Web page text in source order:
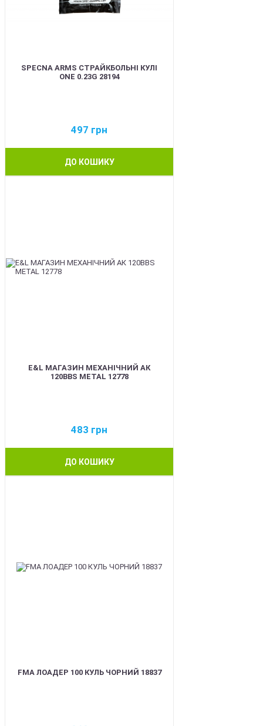
SPECNA ARMS СТРАЙКБОЛЬНІ КУЛІ
ONE 0.23G 28194
497 грн
ДО КОШИКУ
E&L МАГАЗИН МЕХАНІЧНИЙ АК
120BBS METAL 12778
483 грн
ДО КОШИКУ
FMA ЛОАДЕР 100 КУЛЬ ЧОРНИЙ 18837